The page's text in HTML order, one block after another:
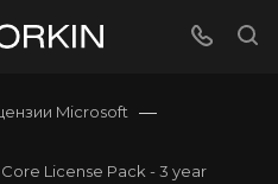
Microsoft —
License Pack - 3 year